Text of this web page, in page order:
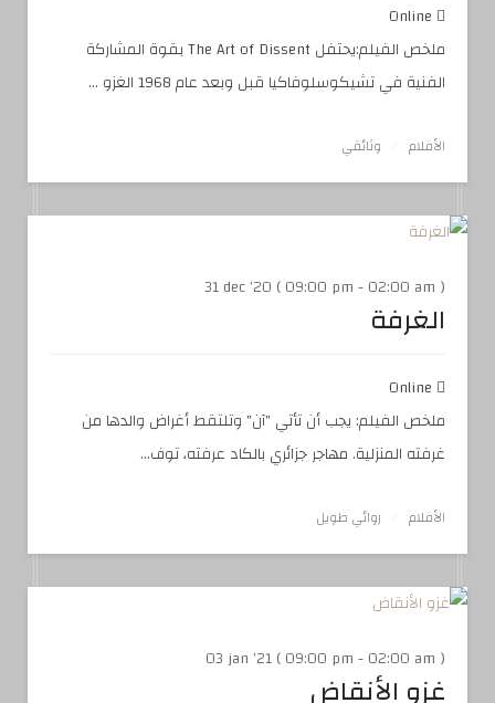
ملخص الفيلم:يحتفل The Art of Dissent بقوة المشاركة
الفنية في تشيكوسلوفاكيا قبل وبعد عام 1968 الغزو ...
الأفلام وثائقي
31 dec '20 ( 09:00 pm - 02:00 am )
الغرفة
ملخص الفيلم: يجب أن تأتي "آن" وتلتقط أغراض والدها من
غرفته المنزلية. مهاجر جزائري بالكاد عرفته، توف...
الأفلام روائي طويل
03 jan '21 ( 09:00 pm - 02:00 am )
غزو الأنقاض